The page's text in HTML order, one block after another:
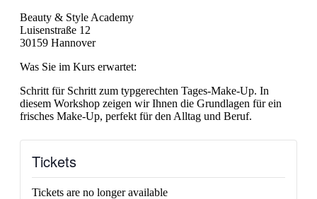
Beauty & Style Academy
Luisenstraße 12
30159 Hannover
Was Sie im Kurs erwartet:
Schritt für Schritt zum typgerechten Tages-Make-Up. In
diesem Workshop zeigen wir Ihnen die Grundlagen für ein
frisches Make-Up, perfekt für den Alltag und Beruf.
Tickets
Tickets are no longer available